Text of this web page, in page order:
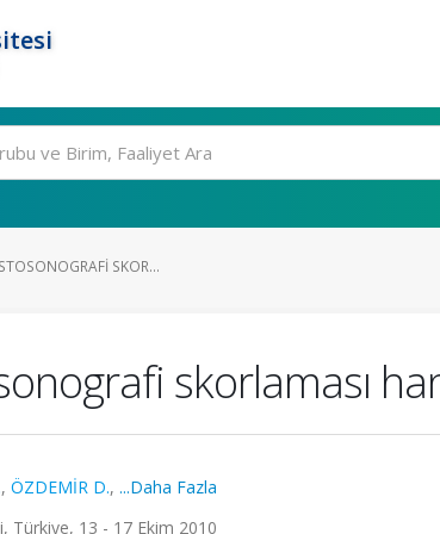
SKOR...
skorlaması
, ÖZDEMİR D., ...Daha Fazla
Türkiye, 13 - 17 Ekim 2010